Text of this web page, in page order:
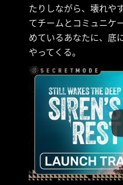
たりしながら、壊れや
てチームとコミュニケ
めているあなたに、底
やってくる。